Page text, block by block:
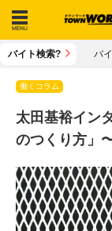
メニ
バイト検索? バ
働くコラム
太田基裕イン
のつくり方」